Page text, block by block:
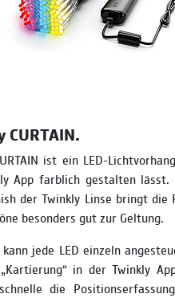
CURTAIN.
ist ein LED-
App farblich gestalten
der Twinkly Linse bringt die
besonders gut zur Geltung.
jede LED einzeln
in der Twinkly
die